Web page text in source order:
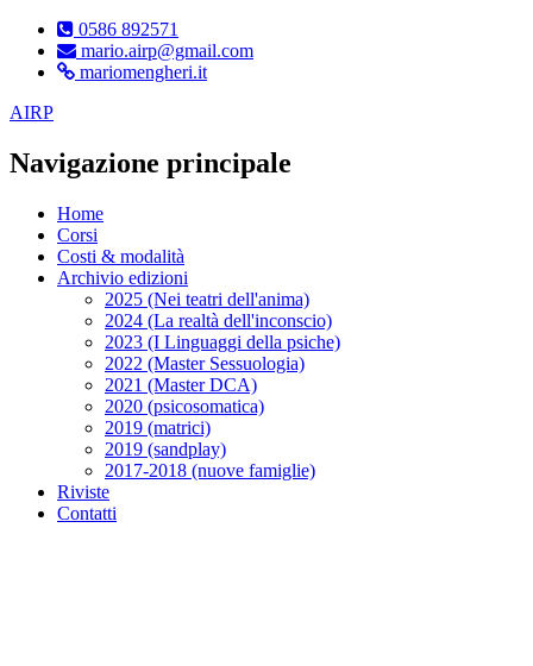
0586 892571
mario.airp@gmail.com
mariomengheri.it
AIRP
Navigazione principale
Home
Corsi
Costi & modalità
Archivio edizioni
2025 (Nei teatri dell'anima)
2024 (La realtà dell'inconscio)
2023 (I Linguaggi della psiche)
2022 (Master Sessuologia)
2021 (Master DCA)
2020 (psicosomatica)
2019 (matrici)
2019 (sandplay)
2017-2018 (nuove famiglie)
Riviste
Contatti